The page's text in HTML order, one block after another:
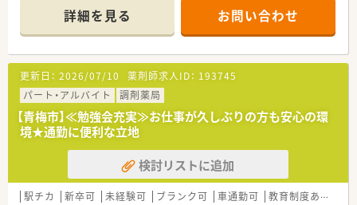
病診薬連携を強化することで、地域にお住いの患者様に高度な医
療の提供を実現しています。
○全店「同一の機械・システム」を採用しており、且つ処方箋の応
需内容が多岐にわたる（敷地内・病院門前・医療モール・CL門前）
ので、スキルUPしたい方にはお勧めもです。
○長期就業＆自己研讃を続ける事で給与があがる仕組みになっ
ており、将来的に高年収も狙う事が出来ます。
○インターネットを使って処方薬の飲み方を遠隔指導する「オン
ライン服薬指導」、今後も病院の「敷地内薬局」の推進、女性客の
取り込みを狙う店舗でデザインの一新。
M&Aによる店舗拡大と業界のリーディングカンパニーとして成
長を続けています。
○どの店舗も、最新システムが整っています！
詳細を見る お問い合わせ
更新日： 2026/07/10 薬剤師求人ID： 193745
パート・アルバイト
調剤薬局
【青梅市】≪勉強会充実≫お仕事が久しぶりの方も安心の環
境★通勤に便利な立地
検討リストに追加
駅チカ 新卒可 未経験可 ブランク可 車通勤可 教育制度あり